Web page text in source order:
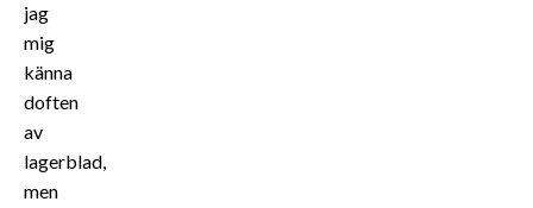
jag
mig
känna
doften
av
lagerblad,
men